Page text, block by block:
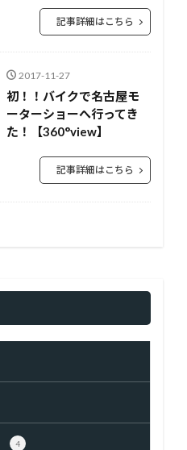
記事詳細はこちら
2017-11-27
初！！バイクで名古屋モ
ーターショーへ行ってき
た！【360°view】
記事詳細はこちら
4